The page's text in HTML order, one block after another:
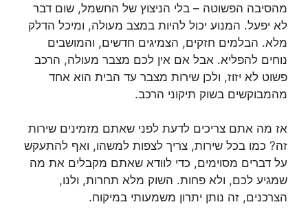
מהסיבה הפשוטה – בלי הניצוץ של החשמל, שום דבר
לא יפעל. המנוע יכול להיות במצב מעולה, ומיכל הדלק
מלא. הבלמים חזקים, הצמיגים חדשים, והמושבים
נוחים להפליא. אבל אם אין לכם מצבר מעולה, הרכב
פשוט לא יזוז, ולכן שירות מצבר עד הבית הוא אחד
מהמבוקשים בשוק תיקוני הרכב.
אז מה אתם צריכים לדעת לפני שאתם מזמינים שירות
זה? כמו בכל שירות, צריך לצפות למשהו, ואף להתעקש
על דברים מסוימים, כדי לוודא שאתם מקבלים את מה
שמגיע לכם, ולא פחות. השוק מלא תחרות, ולנו,
הצרכנים, זה נותן יתרון משמעותי במיקוח.